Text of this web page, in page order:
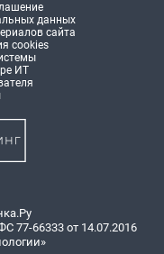
данных
сайта
cookies
ИТ
77-66333 от 14.07.2016